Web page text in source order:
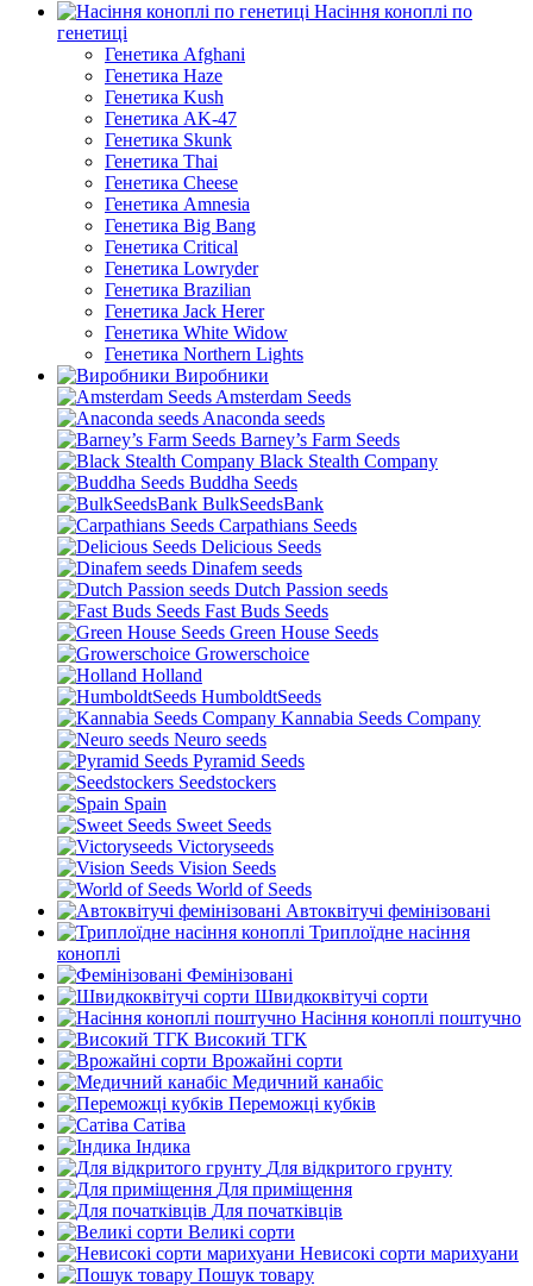
Насіння коноплі по
генетиці
Генетика Afghani
Генетика Haze
Генетика Kush
Генетика AK-47
Генетика Skunk
Генетика Thai
Генетика Cheese
Генетика Amnesia
Генетика Big Bang
Генетика Critical
Генетика Lowryder
Генетика Brazilian
Генетика Jack Herer
Генетика White Widow
Генетика Northern Lights
Виробники
Amsterdam Seeds
Anaconda seeds
Barney’s Farm Seeds
Black Stealth Company
Buddha Seeds
BulkSeedsBank
Carpathians Seeds
Delicious Seeds
Dinafem seeds
Dutch Passion seeds
Fast Buds Seeds
Green House Seeds
Growerschoice
Holland
HumboldtSeeds
Kannabia Seeds Company
Neuro seeds
Pyramid Seeds
Seedstockers
Spain
Sweet Seeds
Victoryseeds
Vision Seeds
World of Seeds
Автоквітучі фемінізовані
Триплоїдне насіння
коноплі
Фемінізовані
Швидкоквітучі сорти
Насіння коноплі поштучно
Високий ТГК
Врожайні сорти
Медичний канабіс
Переможці кубків
Сатіва
Індика
Для відкритого грунту
Для приміщення
Для початківців
Великі сорти
Невисокі сорти марихуани
Пошук товару